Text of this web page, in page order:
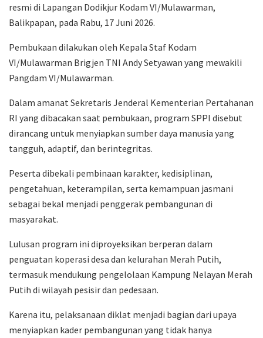
resmi di Lapangan Dodikjur Kodam VI/Mulawarman,
Balikpapan, pada Rabu, 17 Juni 2026.
Pembukaan dilakukan oleh Kepala Staf Kodam
VI/Mulawarman Brigjen TNI Andy Setyawan yang mewakili
Pangdam VI/Mulawarman.
Dalam amanat Sekretaris Jenderal Kementerian Pertahanan
RI yang dibacakan saat pembukaan, program SPPI disebut
dirancang untuk menyiapkan sumber daya manusia yang
tangguh, adaptif, dan berintegritas.
Peserta dibekali pembinaan karakter, kedisiplinan,
pengetahuan, keterampilan, serta kemampuan jasmani
sebagai bekal menjadi penggerak pembangunan di
masyarakat.
Lulusan program ini diproyeksikan berperan dalam
penguatan koperasi desa dan kelurahan Merah Putih,
termasuk mendukung pengelolaan Kampung Nelayan Merah
Putih di wilayah pesisir dan pedesaan.
Karena itu, pelaksanaan diklat menjadi bagian dari upaya
menyiapkan kader pembangunan yang tidak hanya